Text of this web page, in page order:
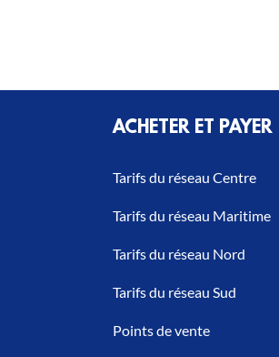
ACHETER ET PAYER
Tarifs du réseau Centre
Tarifs du réseau Maritime
Tarifs du réseau Nord
Tarifs du réseau Sud
Points de vente